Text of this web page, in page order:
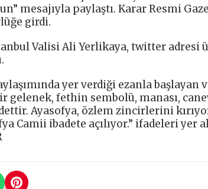
mesajıyla paylaştı. Karar Resmi
girdi.
Valisi Ali Yerlikaya, twitter adresi
yer verdiği ezanla başlayan
gelenek, fethin sembolü, manası,
Ayasofya, özlem zincirlerini
Camii ibadete açılıyor.” ifadeleri yer